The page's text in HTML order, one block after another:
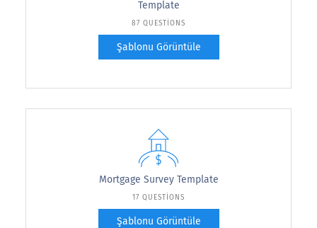
Template
87 QUESTIONS
Şablonu Görüntüle
Mortgage Survey Template
17 QUESTIONS
Şablonu Görüntüle